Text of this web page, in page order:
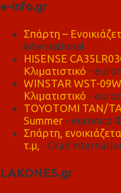
e-info.gr
Σπάρτη –
international
HISENSE
Κλιματιστικό -
WINSTAR WST-
Κλιματιστικό -
TOYOTOMI TAN/
Summer - euronics
Σπάρτη,
τ.μ, - Grad
LAKONES.gr